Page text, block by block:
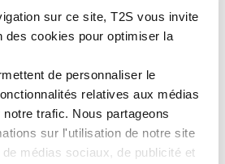
sur ce site, T2S vous invite
des cookies pour optimiser la
de personnaliser le
relatives aux médias
trafic. Nous partageons
sur l'utilisation de notre site
médias sociaux, de publicité et
antistatiques et
.
transfert rétroréfléchissant
garantit un
PLUS DE DÉTAILS